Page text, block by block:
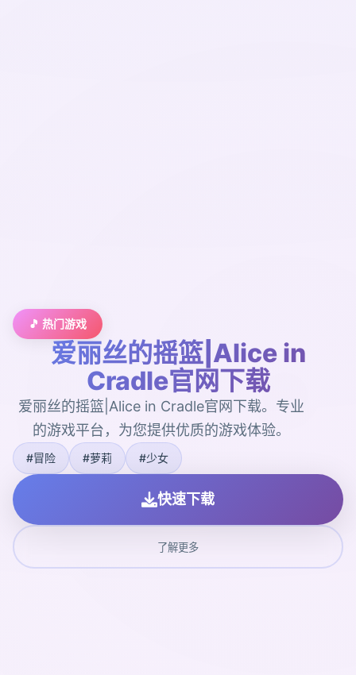
🎵 热门游戏
爱丽丝的摇篮|Alice in
Cradle官网下载
爱丽丝的摇篮|Alice in Cradle官网下载。专业
的游戏平台，为您提供优质的游戏体验。
#冒险 #萝莉 #少女
快速下载
了解更多